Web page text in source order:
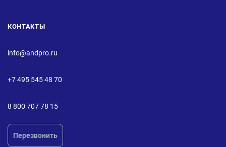
КОНТАКТЫ
info@andpro.ru
+7 495 545 48 70
8 800 707 78 15
Перезвонить